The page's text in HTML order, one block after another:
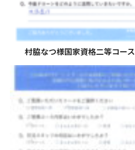
村脇なつ様国家資格二等コース